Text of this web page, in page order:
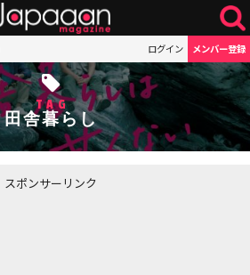
ログイン メンバー登録
TAG
田舎暮らし
スポンサーリンク